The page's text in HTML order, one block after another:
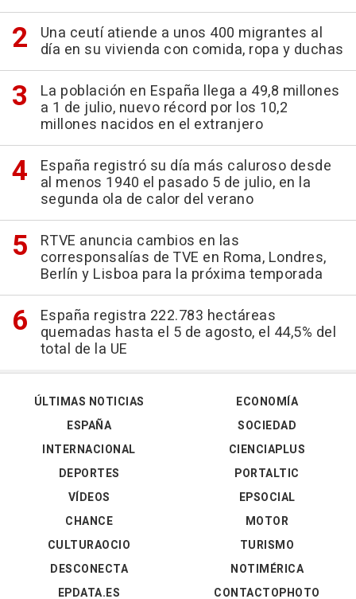
Una ceutí atiende a unos 400 migrantes al
día en su vivienda con comida, ropa y duchas
La población en España llega a 49,8 millones
a 1 de julio, nuevo récord por los 10,2
millones nacidos en el extranjero
España registró su día más caluroso desde
al menos 1940 el pasado 5 de julio, en la
segunda ola de calor del verano
RTVE anuncia cambios en las
corresponsalías de TVE en Roma, Londres,
Berlín y Lisboa para la próxima temporada
España registra 222.783 hectáreas
quemadas hasta el 5 de agosto, el 44,5% del
total de la UE
ÚLTIMAS NOTICIAS
ESPAÑA
INTERNACIONAL
DEPORTES
VÍDEOS
ECONOMÍA
SOCIEDAD
CIENCIAPLUS
PORTALTIC
EPSOCIAL
CHANCE
CULTURAOCIO
DESCONECTA
EPDATA.ES
MOTOR
TURISMO
NOTIMÉRICA
CONTACTOPHOTO